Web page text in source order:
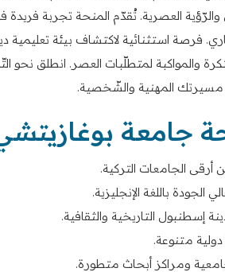
والرّؤية العصرية. تُقدّم المنحة تجربة
فرصة استثنائية لاكتشاف بيئة تعليمية
والمواكبة لمتطلّبات العصر. انطلق نحو
مسيرتك المهنية والشّخصية.
جامعة
الجامعات التركية.
الجودة باللغة الإنجليزية.
إسطنبول التاريخية والثقافية.
دولية متنوعة.
ومراكز أبحاث متطورة.